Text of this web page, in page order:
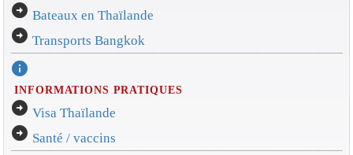
arrow_circle_right Bateaux en Thaïlande
arrow_circle_right Transports Bangkok
info
INFORMATIONS PRATIQUES
arrow_circle_right Visa Thaïlande
arrow_circle_right Santé / vaccins